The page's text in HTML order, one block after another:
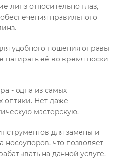
линз относительно глаз,
правильного
удобного ношения оправы
натирать её во время носки
- одна из самых
оптики. Нет даже
мастерскую.
для замены и
что позволяет
на данной услуге.